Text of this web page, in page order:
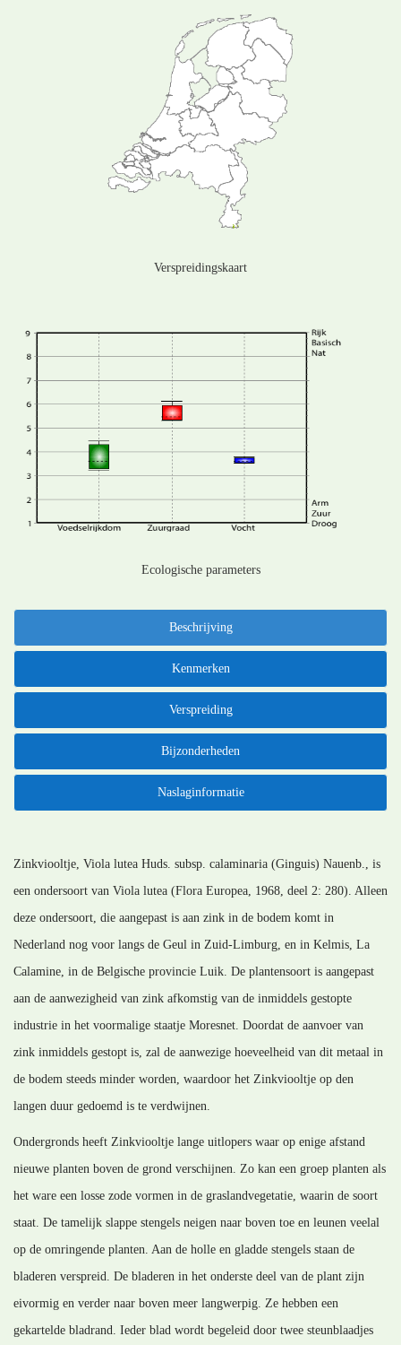
Verspreidingskaart
Ecologische parameters
Beschrijving
Kenmerken
Verspreiding
Bijzonderheden
Naslaginformatie
Zinkviooltje, Viola lutea Huds. subsp. calaminaria (Ginguis) Nauenb., is
een ondersoort van Viola lutea (Flora Europea, 1968, deel 2: 280). Alleen
deze ondersoort, die aangepast is aan zink in de bodem komt in
Nederland nog voor langs de Geul in Zuid-Limburg, en in Kelmis, La
Calamine, in de Belgische provincie Luik. De plantensoort is aangepast
aan de aanwezigheid van zink afkomstig van de inmiddels gestopte
industrie in het voormalige staatje Moresnet. Doordat de aanvoer van
zink inmiddels gestopt is, zal de aanwezige hoeveelheid van dit metaal in
de bodem steeds minder worden, waardoor het Zinkviooltje op den
langen duur gedoemd is te verdwijnen.
Ondergronds heeft Zinkviooltje lange uitlopers waar op enige afstand
nieuwe planten boven de grond verschijnen. Zo kan een groep planten als
het ware een losse zode vormen in de graslandvegetatie, waarin de soort
staat. De tamelijk slappe stengels neigen naar boven toe en leunen veelal
op de omringende planten. Aan de holle en gladde stengels staan de
bladeren verspreid. De bladeren in het onderste deel van de plant zijn
eivormig en verder naar boven meer langwerpig. Ze hebben een
gekartelde bladrand. Ieder blad wordt begeleid door twee steunblaadjes